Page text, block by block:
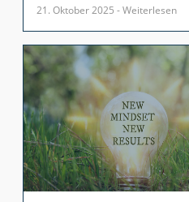
21. Oktober 2025 - Weiterlesen